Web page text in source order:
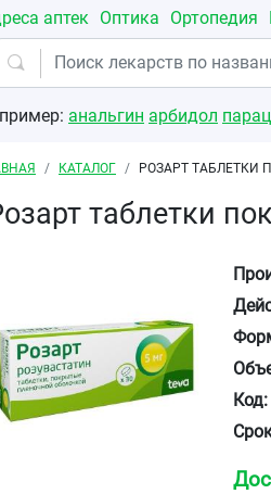
аптек Оптика Ортопедия
анальгин арбидол
навигации
КАТАЛОГ РОЗАРТ ТАБЛЕТКИ
таблетки
Код: